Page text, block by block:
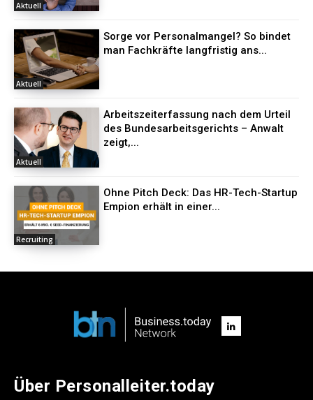
Aktuell
Aktuell
Sorge vor Personalmangel? So bindet
man Fachkräfte langfristig ans...
Aktuell
Arbeitszeiterfassung nach dem Urteil
des Bundesarbeitsgerichts – Anwalt
zeigt,...
Recruiting
Ohne Pitch Deck: Das HR-Tech-Startup
Empion erhält in einer...
Über Personalleiter.today